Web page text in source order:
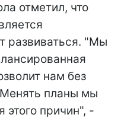
отметил, что
развиваться. "Мы
нам без
Менять планы мы
причин", -